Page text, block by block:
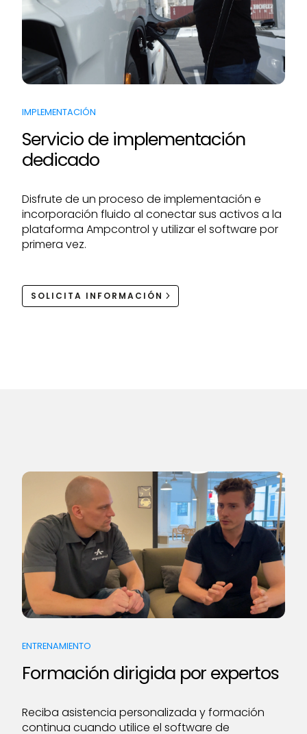
IMPLEMENTACIÓN
Servicio de implementación
dedicado
Disfrute de un proceso de implementación e
incorporación fluido al conectar sus activos a la
plataforma Ampcontrol y utilizar el software por
primera vez.
SOLICITA INFORMACIÓN
ENTRENAMIENTO
Formación dirigida por expertos
Reciba asistencia personalizada y formación
continua cuando utilice el software de